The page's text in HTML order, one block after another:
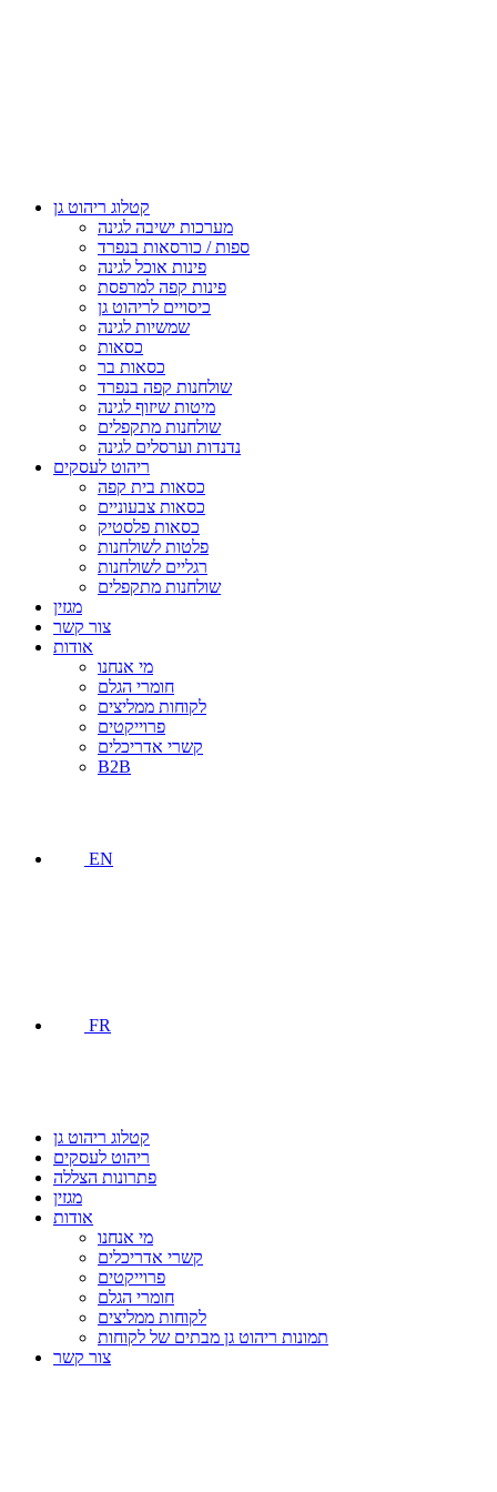
קטלוג ריהוט גן
מערכות ישיבה לגינה
ספות / כורסאות בנפרד
פינות אוכל לגינה
פינות קפה למרפסת
כיסויים לריהוט גן
שמשיות לגינה
כסאות
כסאות בר
שולחנות קפה בנפרד
מיטות שיזוף לגינה
שולחנות מתקפלים
נדנדות וערסלים לגינה
ריהוט לעסקים
כסאות בית קפה
כסאות צבעוניים
כסאות פלסטיק
פלטות לשולחנות
רגליים לשולחנות
שולחנות מתקפלים
מגזין
צור קשר
אודות
מי אנחנו
חומרי הגלם
לקוחות ממליצים
פרוייקטים
קשרי אדריכלים
B2B
EN
FR
קטלוג ריהוט גן
ריהוט לעסקים
פתרונות הצללה
מגזין
אודות
מי אנחנו
קשרי אדריכלים
פרוייקטים
חומרי הגלם
לקוחות ממליצים
תמונות ריהוט גן מבתים של לקוחות
צור קשר